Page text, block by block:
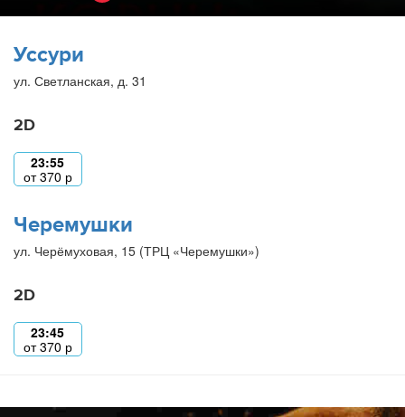
Уссури
ул. Светланская, д. 31
2D
23:55
от370 р
Черемушки
ул. Черёмуховая, 15 (ТРЦ «Черемушки»)
2D
23:45
от370 р